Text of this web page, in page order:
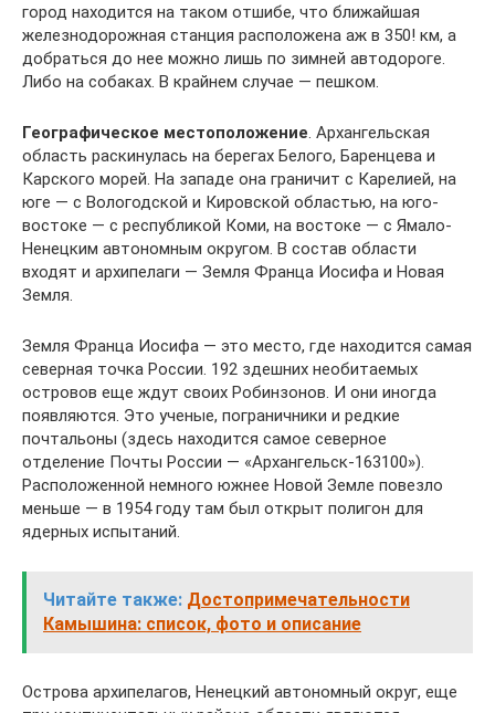
город находится на таком отшибе, что ближайшая
железнодорожная станция расположена аж в 350! км, а
добраться до нее можно лишь по зимней автодороге.
Либо на собаках. В крайнем случае — пешком.
Географическое местоположение . Архангельская
область раскинулась на берегах Белого, Баренцева и
Карского морей. На западе она граничит с Карелией, на
юге — с Вологодской и Кировской областью, на юго-
востоке — с республикой Коми, на востоке — с Ямало-
Ненецким автономным округом. В состав области
входят и архипелаги — Земля Франца Иосифа и Новая
Земля.
Земля Франца Иосифа — это место, где находится самая
северная точка России. 192 здешних необитаемых
островов еще ждут своих Робинзонов. И они иногда
появляются. Это ученые, пограничники и редкие
почтальоны (здесь находится самое северное
отделение Почты России — «Архангельск-163100»).
Расположенной немного южнее Новой Земле повезло
меньше — в 1954 году там был открыт полигон для
ядерных испытаний.
Читайте также: Достопримечательности
Камышина: список, фото и описание
Острова архипелагов, Ненецкий автономный округ, еще